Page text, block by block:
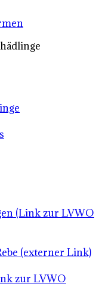
(Link zur LVWO
(externer Link)
zur LVWO